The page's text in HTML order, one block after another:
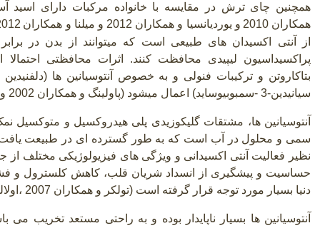
همچنین چای ترش در مقایسه با خانواده مرکبات دارای اسید
همکاران 2010
و یوردیانسیا و همکاران 2012 و میلنا و همکاران
از آنتی اکسیدان های طبیعی است که میتوانند از بدن در
پراکسیداسیون لیپیدی محافظت کنند. اثرات محافظتی احتمالا
بتاکاروتن و ترکیبات فنولی و به خصوص آنتوسیانین ها (دلفنیدین 3
سیانیدین-3
-سمبوبیوساید) اعمال میشود (پاولینگ و همکاران 2002 و عزیز و همکاران 2007).
سمی و محلول در آب است که به طور گسترده ای در طبیعت
نظیر فعالیت آنتی اکسیدانی و ویژگی های فیزیولوژیکی مختلف
حساسیت و پیشگیری از انسداد شریان قلب، کاهش کلسترول و
دنیا بسیار مورد توجه قرار گرفته است (تولکر و همکاران 2007 ،اولالی 2007 و الیانا و همکاران 2007).
آنتوسیانین ها بسیار ناپایدار بوده و به راحتی مستعد تخریب